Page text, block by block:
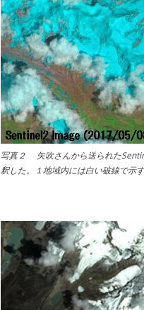
写真２ 矢吹さんから送られた
釈した。１地域内には白い破線で示